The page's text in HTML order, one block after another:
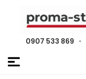
0907 533 869 •